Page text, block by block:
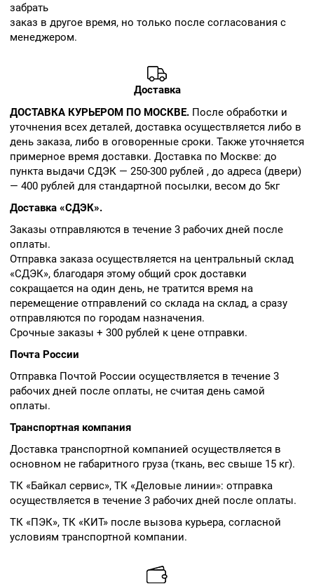
забрать
заказ в другое время, но только после согласования с
менеджером.
Доставка
ДОСТАВКА КУРЬЕРОМ ПО МОСКВЕ. После обработки и
уточнения всех деталей, доставка осуществляется либо в
день заказа, либо в оговоренные сроки. Также уточняется
примерное время доставки. Доставка по Москве: до
пункта выдачи СДЭК — 250-300 рублей , до адреса (двери)
— 400 рублей для стандартной посылки, весом до 5кг
Доставка «СДЭК».
Заказы отправляются в течение 3 рабочих дней после
оплаты.
Отправка заказа осуществляется на центральный склад
«СДЭК», благодаря этому общий срок доставки
сокращается на один день, не тратится время на
перемещение отправлений со склада на склад, а сразу
отправляются по городам назначения.
Срочные заказы + 300 рублей к цене отправки.
Почта России
Отправка Почтой России осуществляется в течение 3
рабочих дней после оплаты, не считая день самой
оплаты.
Транспортная компания
Доставка транспортной компанией осуществляется в
основном не габаритного груза (ткань, вес свыше 15 кг).
ТК «Байкал сервис», ТК «Деловые линии»: отправка
осуществляется в течение 3 рабочих дней после оплаты.
ТК «ПЭК», ТК «КИТ» после вызова курьера, согласной
условиям транспортной компании.